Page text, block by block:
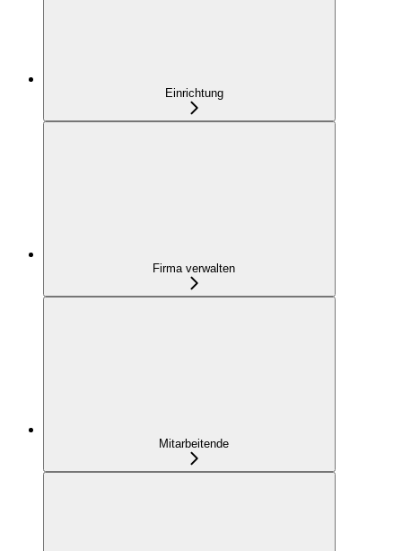
Einrichtung
Firma verwalten
Mitarbeitende